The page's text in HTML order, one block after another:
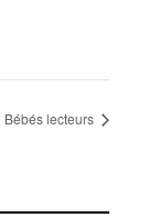
Bébés lecteurs